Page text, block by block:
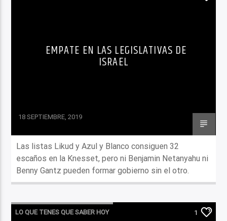
EMPATE EN LAS LEGISLATIVAS DE
ISRAEL
18 SEPTIEMBRE, 2019
Las listas Likud y Azul y Blanco consiguen 32
escaños en la Knesset, pero ni Benjamin Netanyahu ni
Benny Gantz pueden formar gobierno sin el otro.
LO QUE TENES QUE SABER HOY 1